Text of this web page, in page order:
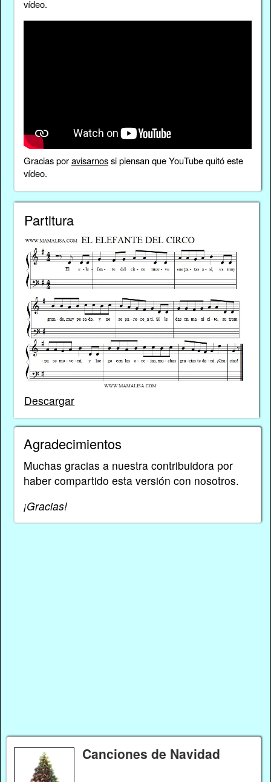
vídeo.
Gracias poravisarnossi piensan que YouTube quitó este
vídeo.
Partitura
Descargar
Agradecimientos
Muchas gracias a nuestra contribuidora por
haber compartido esta versión con nosotros.
¡Gracias!
Canciones de Navidad